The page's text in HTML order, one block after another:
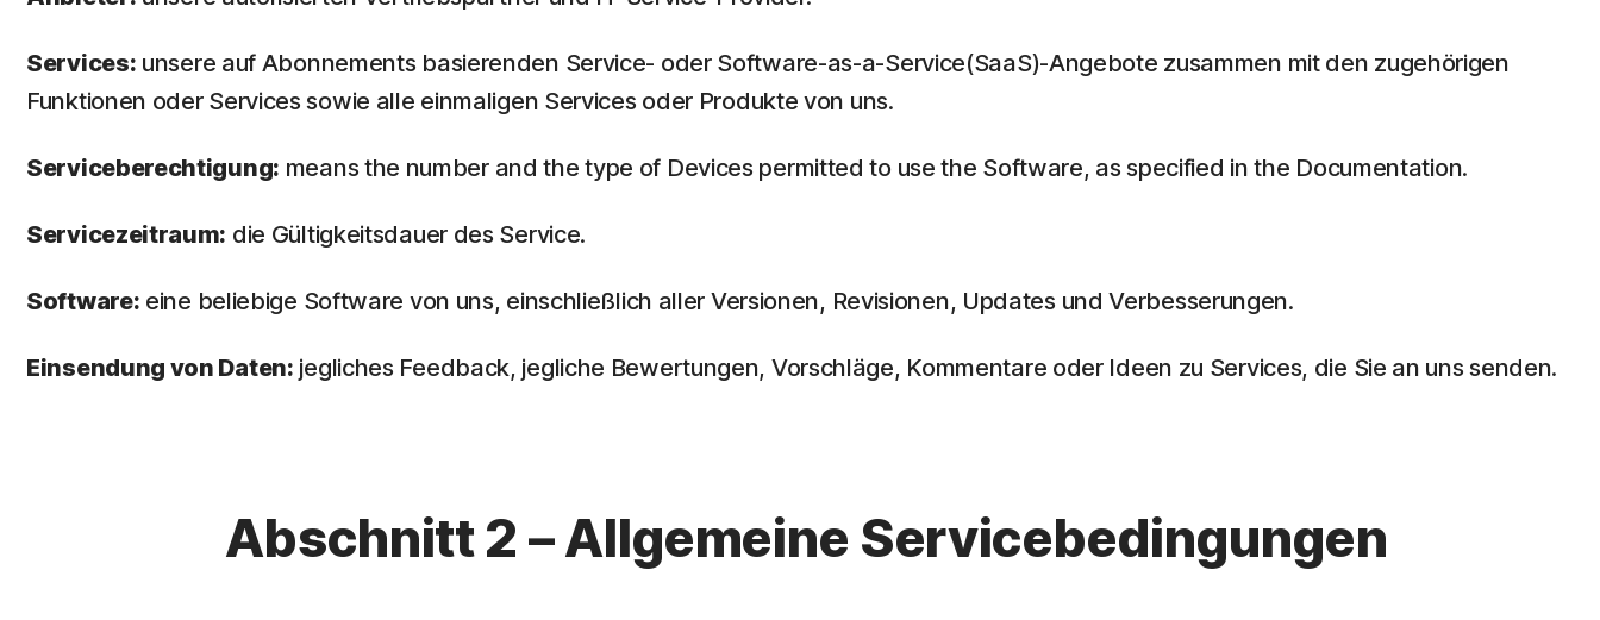
Services: unsere auf Abonnements basierenden Service- oder Software-as-a-Service(SaaS)-Angebote zusammen mit den zugehörigen
Funktionen oder Services sowie alle einmaligen Services oder Produkte von uns.
Serviceberechtigung: means the number and the type of Devices permitted to use the Software, as specified in the Documentation.
Servicezeitraum: die Gültigkeitsdauer des Service.
Software: eine beliebige Software von uns, einschließlich aller Versionen, Revisionen, Updates und Verbesserungen.
Einsendung von Daten: jegliches Feedback, jegliche Bewertungen, Vorschläge, Kommentare oder Ideen zu Services, die Sie an uns senden.
Abschnitt 2 – Allgemeine Servicebedingungen